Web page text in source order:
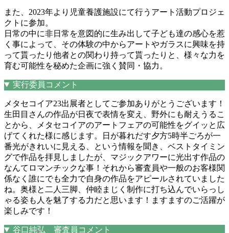
また、2023年より児童養護施設にて行うアート活動プロジェ
クトに参加。
日常の中に非日常を意図的に生み出して子ども達の感心を惹
く事によって、その体験の中からアートやガラスに興味を持
って貰ったり他者との関わり持って貰ったりと、様々な力を
育む可能性を秘めた企画に強く賛同・協力。
実行委員コメント
メタセコイア23出展者としてご参加ありがとうございます！
生田目さんの作品が日夜で表情を変え、野外にも耐えうるこ
とから、メタセコイアのアートフェアの可能性をグイッと広
げてくれた様に感じます。日が暮れだす夕方5時半ごろが一
番光がきれいに見える、という情報を聞き、ベストタイミン
グで作品を拝見しましたが、マジックアワーに光出す作品の
なんてロマンチックな事！それから審査員や一般のお客様関
係なく誰にでも全力で自身の作品をアピールされていました
ね。奥様と二人三脚、仲睦まじく制作に打ち込んでいらっし
ゃる姿も人を魅了する力だと思います！ますますのご活躍が
楽しみです！
谷口純弘 審査員コメント